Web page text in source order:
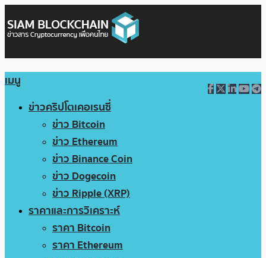
เมนู
ข่าวคริปโตเคอเรนซี่
ข่าว Bitcoin
ข่าว Ethereum
ข่าว Binance Coin
ข่าว Dogecoin
ข่าว Ripple (XRP)
ราคาและการวิเคราะห์
ราคา Bitcoin
ราคา Ethereum